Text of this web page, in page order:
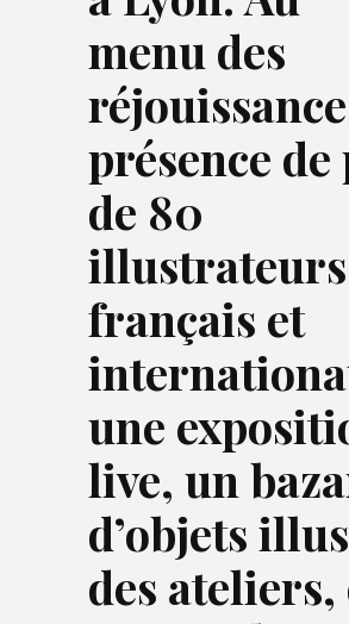
menu des
présence de
de 80
illustrateurs
français et
une
live, un
d’objets
des ateliers,